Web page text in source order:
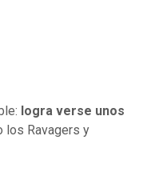
logra verse unos
los Ravagers y